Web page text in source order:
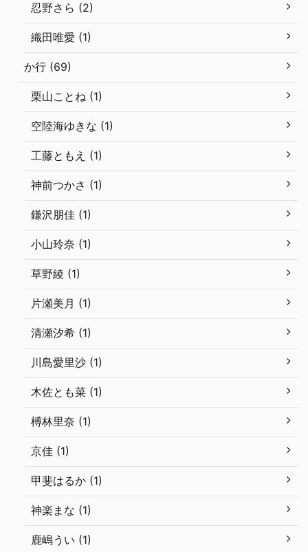
忍野さら (2)
織田唯愛 (1)
か行 (69)
栗山ことね (1)
空陸海ゆきな (1)
工藤ともえ (1)
神前つかさ (1)
鎌沢朋佳 (1)
小山玲奈 (1)
草野綾 (1)
片瀬美月 (1)
清瀬汐希 (1)
川島愛里沙 (1)
木佐とも菜 (1)
榑林里奈 (1)
京佳 (1)
甲斐はるか (1)
神楽まな (1)
鹿嶋うい (1)